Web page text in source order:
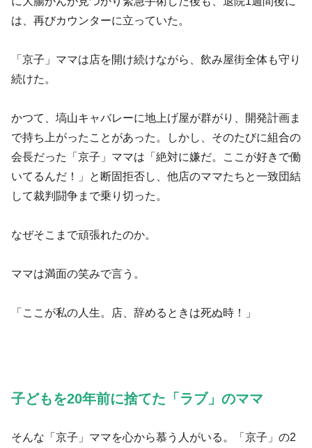
は、再びカウンターに立っていた。
「京子」ママは店を開け続けながら、飲み屋街全体も守り
続けた。
かつて、塙山キャバレーに地上げ屋が群がり、開発計画ま
で持ち上がったことがあった。しかし、そのたびに組合の
会長だった「京子」ママは「絶対に嫌だ。ここが好きで働
いてるんだ！」と断固拒否し、他店のママたちと一致団結
して裁判闘争まで乗り切った。
なぜそこまで頑張れたのか。
ママは満面の笑みで言う。
「ここが私の人生。店、辞めるときは死ぬ時！」
子どもを20年前に捨てた「ラブ」のママ
そんな「京子」ママを心から慕う人がいる。「京子」の2